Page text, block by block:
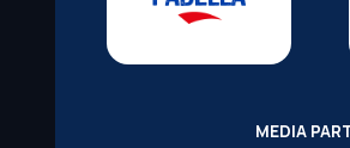
MEDIA